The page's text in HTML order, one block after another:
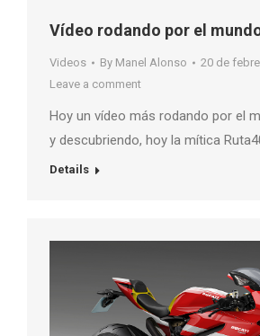
Vídeo rodando por el
Videos By Manel Alonso
20 de
Leave a comment
Hoy un vídeo más rodando por el
y descubriendo, hoy la mítica
Details